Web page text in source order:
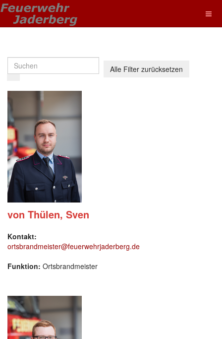
Alle Filter zurücksetzen
von Thülen, Sven
Kontakt:
ortsbrandmeister@feuerwehrjaderberg.de
Funktion: Ortsbrandmeister